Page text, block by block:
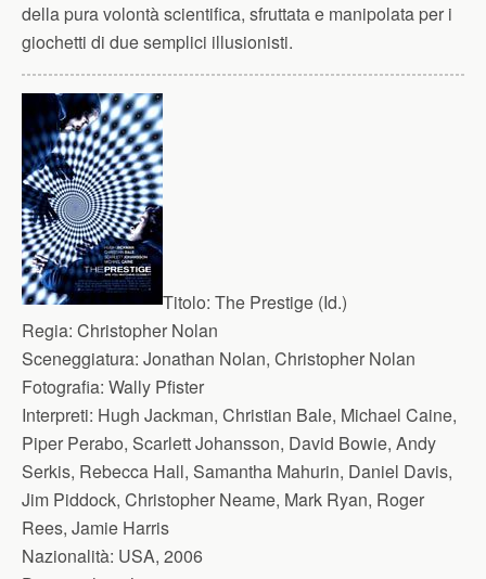
della pura volontà scientifica, sfruttata e manipolata per i
giochetti di due semplici illusionisti.
Titolo: The Prestige (Id.)
Regia: Christopher Nolan
Sceneggiatura: Jonathan Nolan, Christopher Nolan
Fotografia: Wally Pfister
Interpreti: Hugh Jackman, Christian Bale, Michael Caine,
Piper Perabo, Scarlett Johansson, David Bowie, Andy
Serkis, Rebecca Hall, Samantha Mahurin, Daniel Davis,
Jim Piddock, Christopher Neame, Mark Ryan, Roger
Rees, Jamie Harris
Nazionalità: USA, 2006